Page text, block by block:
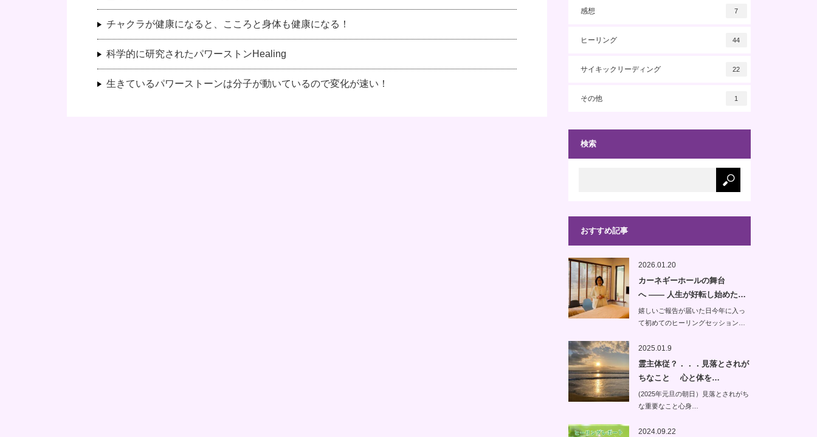
チャクラが健康になると、こころと身体も健康になる！
科学的に研究されたパワーストンHealing
生きているパワーストーンは分子が動いているので変化が速い！
感想 7
ヒーリング 44
サイキックリーディング 22
その他 1
検索
おすすめ記事
2026.01.20
カーネギーホールの舞台
へ —— 人生が好転し始めた…
嬉しいご報告が届いた日今年に入っ
て初めてのヒーリングセッション…
2025.01.9
霊主体従？．．．見落とされが
ちなこと 心と体を…
(2025年元旦の朝日）見落とされがち
な重要なこと心身…
2024.09.22